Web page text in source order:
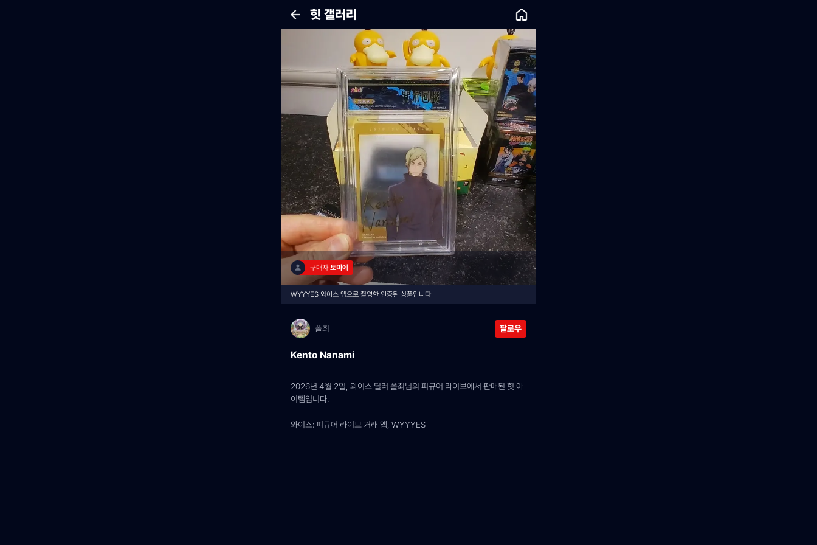
힛 갤러리
구매자 토미에
WYYYES 와이스 앱으로 촬영한 인증된 상품입니다
폴최 팔로우
Kento Nanami
2026년 4월 2일, 와이스 딜러 폴최님의 피규어 라이브에서 판매된 힛 아
이템입니다.
와이스: 피규어 라이브 거래 앱, WYYYES